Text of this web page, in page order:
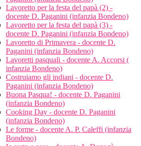
Lavoretto per la festa del papà (2) -
docente D. Paganini (infanzia Bondeno)
Lavoretto per la festa del papà (3) -
docente D. Paganini (infanzia Bondeno)
Lavoretto di Primavera - docente D.
Paganini (infanzia Bondeno)
Lavoretti pasquali - docente A. Accorsi (
infanzia Bondeno)
Costruiamo gli indiani - docente D.
Paganini (infanzia Bondeno)
Buona Pasqua! - docente D. Paganini
(infanzia Bondeno)
Cooking Day - docente D. Paganini
(infanzia Bondeno)
Le forme - docente A. P. Caleffi (infanzia
Bondeno)